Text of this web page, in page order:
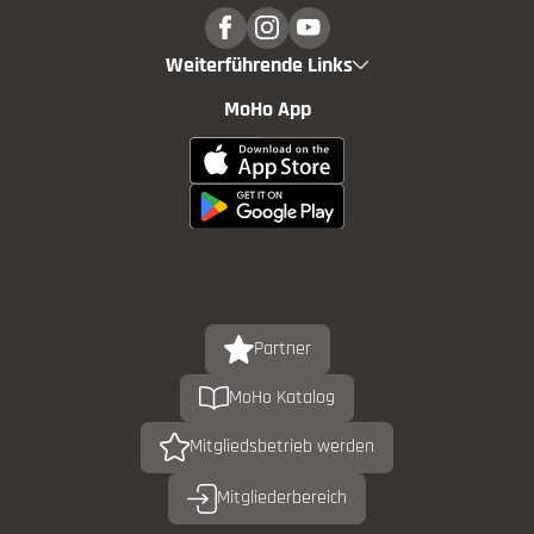
Weiterführende Links
MoHo App
Partner
MoHo Katalog
Mitgliedsbetrieb werden
Mitgliederbereich